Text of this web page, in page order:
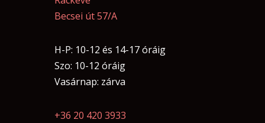
Becsei út 57/A
H-P: 10-12 és 14-17 óráig
Szo: 10-12 óráig
Vasárnap: zárva
+36 20 420 3933